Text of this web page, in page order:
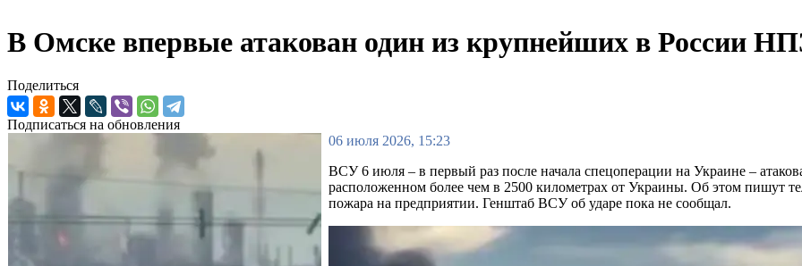
В Омске впервые атакован один из крупнейших в России
Поделиться
Подписаться на обновления
06 июля 2026, 15:23
ВСУ 6 июля – в первый раз после начала спецоперации на Украине –
расположенном более чем в 2500 километрах от Украины. Об этом пишут
пожара на предприятии. Генштаб ВСУ об ударе пока не сообщал.